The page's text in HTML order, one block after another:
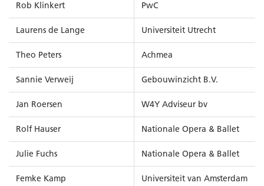
Rob Klinkert PwC
Laurens de Lange Universiteit Utrecht
Theo Peters Achmea
Sannie Verweij Gebouwinzicht B.V.
Jan Roersen W4Y Adviseur bv
Rolf Hauser Nationale Opera & Ballet
Julie Fuchs Nationale Opera & Ballet
Femke Kamp Universiteit van Amsterdam